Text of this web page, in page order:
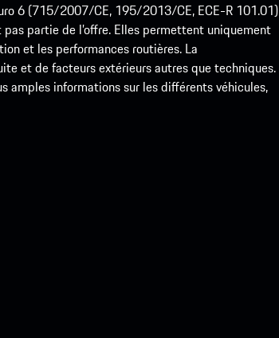
6 (715/2007/CE, 195/2013/CE, ECE-R 101.01)
partie de l’offre. Elles permettent uniquement
et les performances routières. La
et de facteurs extérieurs autres que techniques.
amples informations sur les différents véhicules,